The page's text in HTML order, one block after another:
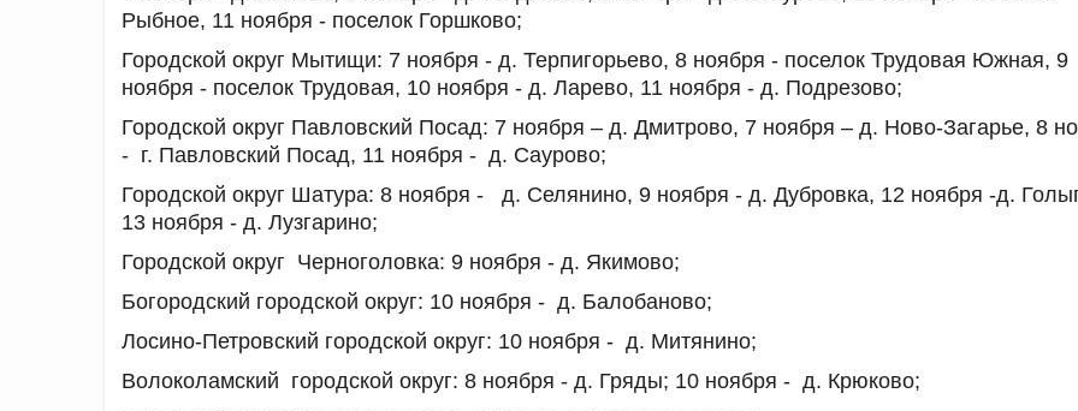
Рыбное, 11 ноября - поселок Горшково;
Городской округ Мытищи: 7 ноября - д. Терпигорьево, 8 ноября - поселок Трудовая Южная, 9
ноября - поселок Трудовая, 10 ноября - д. Ларево, 11 ноября - д. Подрезово;
Городской округ Павловский Посад: 7 ноября – д. Дмитрово, 7 ноября – д. Ново-Загарье, 8
- г. Павловский Посад, 11 ноября - д. Саурово;
Городской округ Шатура: 8 ноября - д. Селянино, 9 ноября - д. Дубровка, 12 ноября -д.
13 ноября - д. Лузгарино;
Городской округ Черноголовка: 9 ноября - д. Якимово; ⠀
Богородский городской округ: 10 ноября - д. Балобаново;
Лосино-Петровский городской округ: 10 ноября - д. Митянино;
Волоколамский городской округ: 8 ноября - д. Гряды; 10 ноября - д. Крюково;